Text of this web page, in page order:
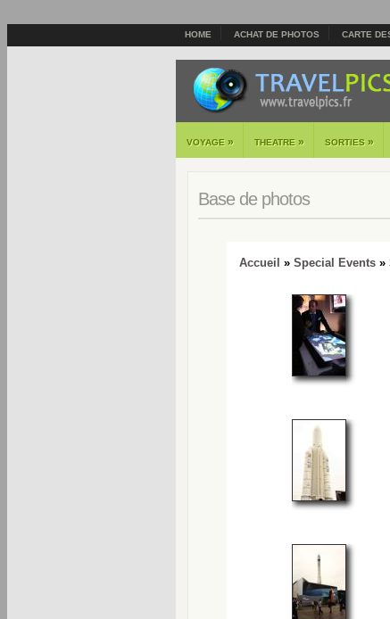
HOME ACHAT DE PHOTOS CARTE
VOYAGE » THEATRE » SORTIES »
Base de photos
Accueil » Special Events »